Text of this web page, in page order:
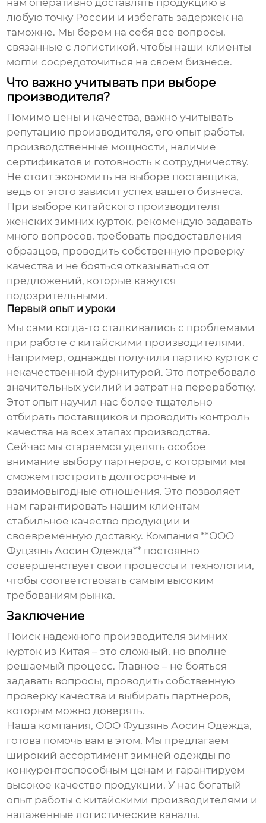
нам оперативно доставлять продукцию в
любую точку России и избегать задержек на
таможне. Мы берем на себя все вопросы,
связанные с логистикой, чтобы наши клиенты
могли сосредоточиться на своем бизнесе.
Что важно учитывать при выборе
производителя?
Помимо цены и качества, важно учитывать
репутацию производителя, его опыт работы,
производственные мощности, наличие
сертификатов и готовность к сотрудничеству.
Не стоит экономить на выборе поставщика,
ведь от этого зависит успех вашего бизнеса.
При выборе китайского производителя
женских зимних курток, рекомендую задавать
много вопросов, требовать предоставления
образцов, проводить собственную проверку
качества и не бояться отказываться от
предложений, которые кажутся
подозрительными.
Первый опыт и уроки
Мы сами когда-то сталкивались с проблемами
при работе с китайскими производителями.
Например, однажды получили партию курток с
некачественной фурнитурой. Это потребовало
значительных усилий и затрат на переработку.
Этот опыт научил нас более тщательно
отбирать поставщиков и проводить контроль
качества на всех этапах производства.
Сейчас мы стараемся уделять особое
внимание выбору партнеров, с которыми мы
сможем построить долгосрочные и
взаимовыгодные отношения. Это позволяет
нам гарантировать нашим клиентам
стабильное качество продукции и
своевременную доставку. Компания **ООО
Фуцзянь Аосин Одежда** постоянно
совершенствует свои процессы и технологии,
чтобы соответствовать самым высоким
требованиям рынка.
Заключение
Поиск надежного производителя зимних
курток из Китая – это сложный, но вполне
решаемый процесс. Главное – не бояться
задавать вопросы, проводить собственную
проверку качества и выбирать партнеров,
которым можно доверять.
Наша компания, ООО Фуцзянь Аосин Одежда,
готова помочь вам в этом. Мы предлагаем
широкий ассортиментзимней одежды по
конкурентоспособным ценам и гарантируем
высокое качество продукции. У нас богатый
опыт работы с китайскими производителями и
налаженные логистические каналы.